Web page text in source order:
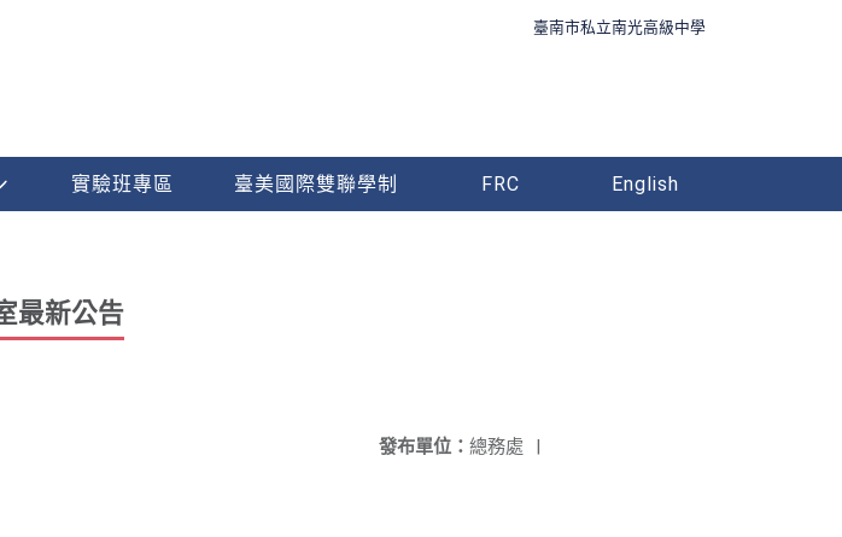
臺南市私立南光高級中學
實驗班專區 臺美國際雙聯學制 FRC English
最新公告
發布單位： 總務處 |